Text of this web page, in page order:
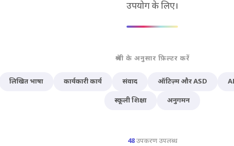
उपयोग के लिए।
श्रेणी के अनुसार फ़िल्टर करें
लिखित भाषा कार्यकारी कार्य संवाद ऑटिज़्म और ASD
स्कूली शिक्षा अनुगमन
48उपकरण उपलब्ध